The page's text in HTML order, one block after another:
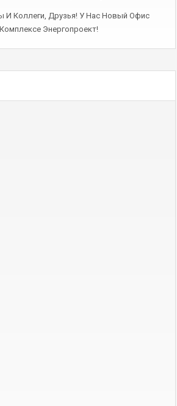
И Коллеги, Друзья! У Нас Новый Офис
Энергопроект!